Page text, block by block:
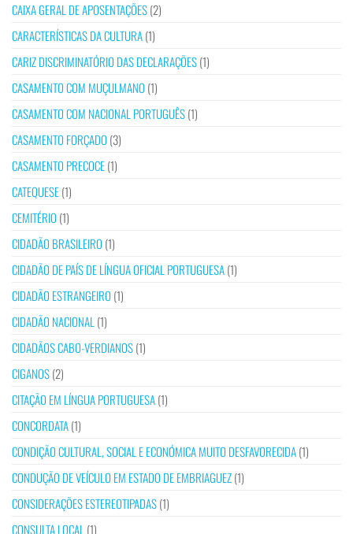
CAIXA GERAL DE APOSENTAÇÕES(2)
CARACTERÍSTICAS DA CULTURA(1)
CARIZ DISCRIMINATÓRIO DAS DECLARAÇÕES(1)
CASAMENTO COM MUÇULMANO (1)
CASAMENTO COM NACIONAL PORTUGUÊS(1)
CASAMENTO FORÇADO (3)
CASAMENTO PRECOCE(1)
CATEQUESE(1)
CEMITÉRIO (1)
CIDADÃO BRASILEIRO (1)
CIDADÃO DE PAÍS DE LÍNGUA OFICIAL PORTUGUESA(1)
CIDADÃO ESTRANGEIRO (1)
CIDADÃO NACIONAL (1)
CIDADÃOS CABO-VERDIANOS(1)
CIGANOS(2)
CITAÇÃO EM LÍNGUA PORTUGUESA(1)
CONCORDATA(1)
CONDIÇÃO CULTURAL, SOCIAL E ECONÓMICA MUITO DESFAVORECIDA(1)
CONDUÇÃO DE VEÍCULO EM ESTADO DE EMBRIAGUEZ(1)
CONSIDERAÇÕES ESTEREOTIPADAS(1)
CONSULTA LOCAL (1)